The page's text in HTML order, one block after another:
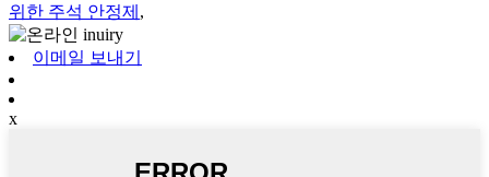
위한 주석 안정제 ,
이메일 보내기
x